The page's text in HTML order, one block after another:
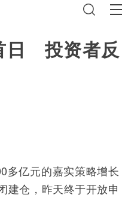
日 投资者反
亿元的嘉实策略增长
建仓，昨天终于开放申